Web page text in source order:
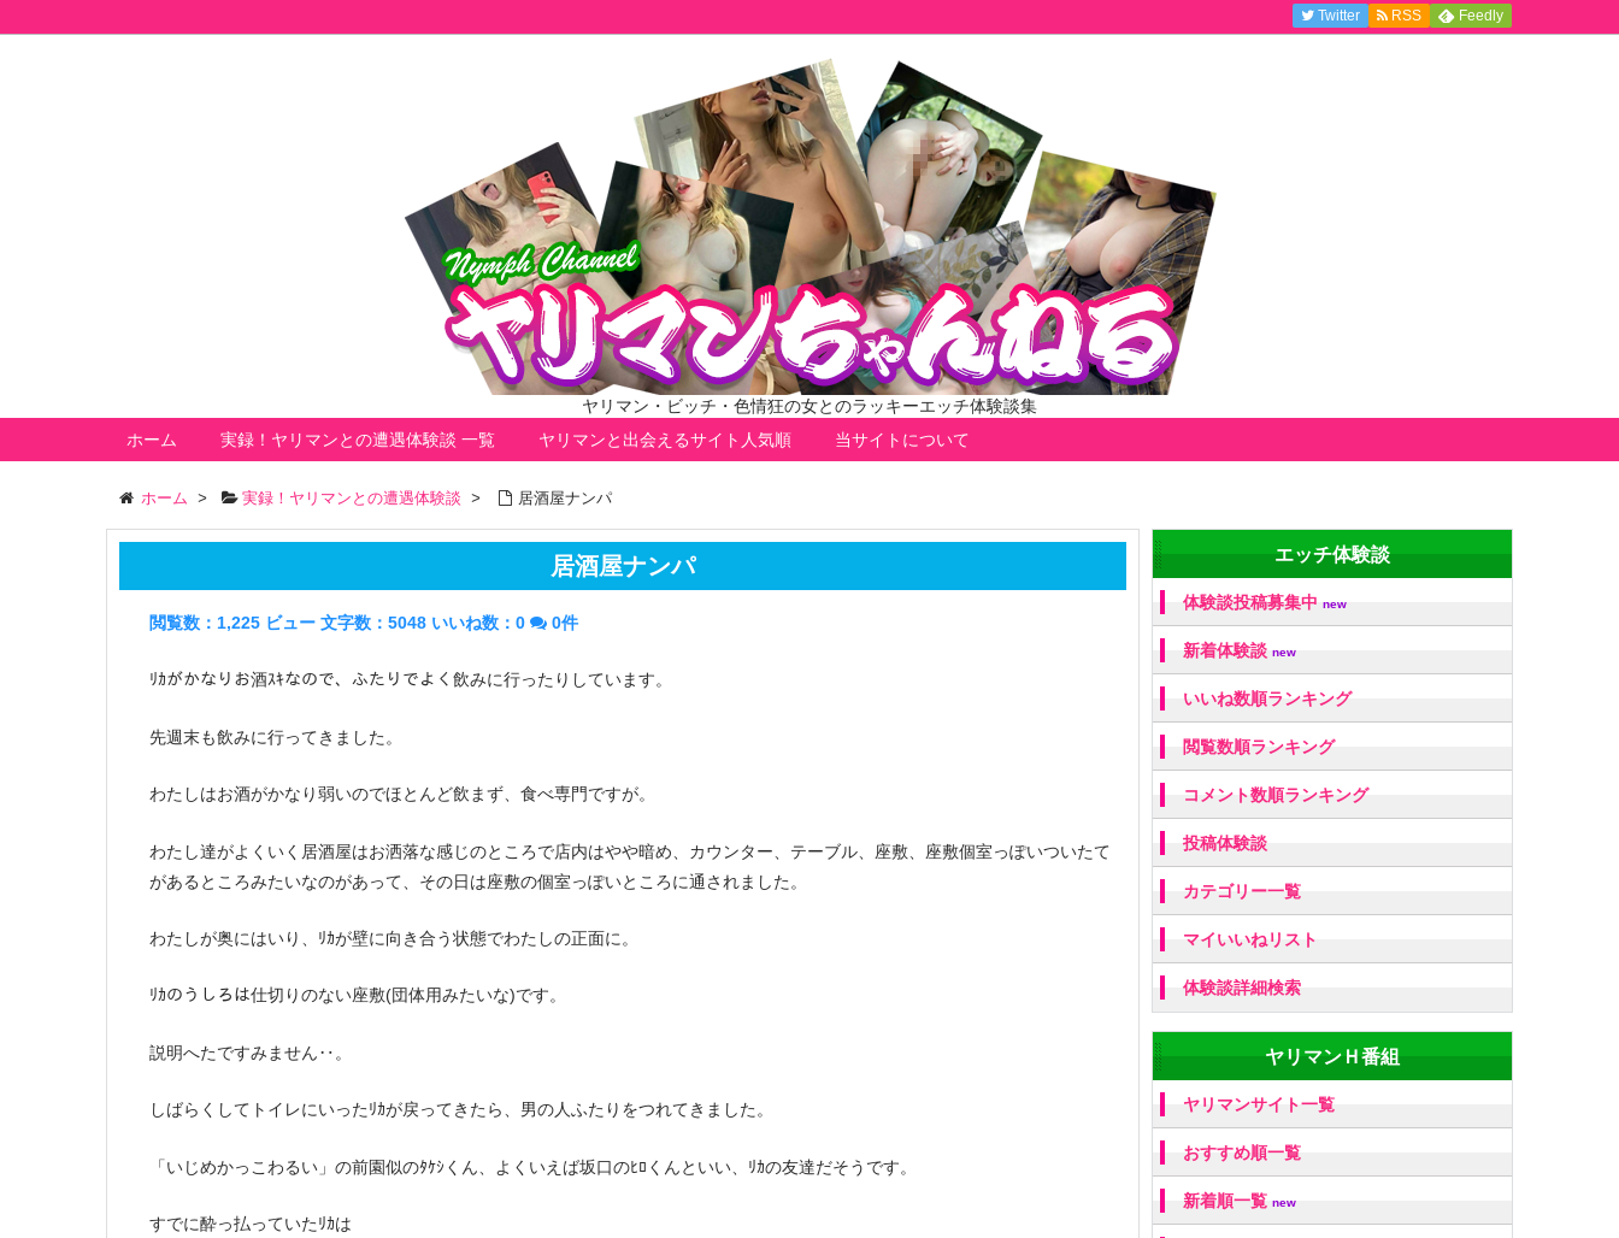
ヤリマン・ビッチ・色情狂の女とのラッキーエッチ体験談集
ホーム
実録！ヤリマンとの遭遇体験談 一覧 ヤリマンと出会えるサイト人気順 当サイトについて
Twitter RSS Feedly
ホーム > 実録！ヤリマンとの遭遇体験談 > 居酒屋ナンパ
居酒屋ナンパ
閲覧数：1,225 ビュー 文字数：5048 いいね数： 0 0件
ﾘｶがかなりお酒ｽｷなので、ふたりでよく飲みに行ったりしています。
先週末も飲みに行ってきました。
わたしはお酒がかなり弱いのでほとんど飲まず、食べ専門ですが。
わたし達がよくいく居酒屋はお洒落な感じのところで店内はやや暗め、カウンター、テーブル、座敷、座敷個室っぽいついたて
があるところみたいなのがあって、その日は座敷の個室っぽいところに通されました。
わたしが奥にはいり、ﾘｶが壁に向き合う状態でわたしの正面に。
ﾘｶのうしろは仕切りのない座敷(団体用みたいな)です。
説明へたですみません‥。
しばらくしてトイレにいったﾘｶが戻ってきたら、男の人ふたりをつれてきました。
「いじめかっこわるい」の前園似のﾀｹｼくん、よくいえば坂口のﾋﾛくんといい、ﾘｶの友達だそうです。
すでに酔っ払っていたﾘｶは
エッチ体験談
体験談投稿募集中 new
新着体験談 new
いいね数順ランキング
閲覧数順ランキング
コメント数順ランキング
投稿体験談
カテゴリー一覧
マイいいねリスト
体験談詳細検索
ヤリマンＨ番組
ヤリマンサイト一覧
おすすめ順一覧
新着順一覧 new